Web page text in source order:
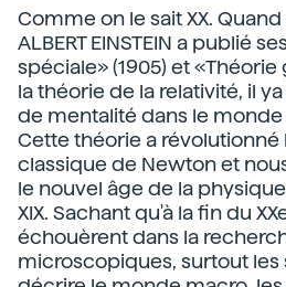
Comme on le sait XX.
ALBERT EINSTEIN a publié
spéciale» (1905) et «Théorie
la théorie de la relativité, il
de mentalité dans le
Cette théorie a
classique de Newton et
le nouvel âge de la
XIX. Sachant qu'à la fin du
échouèrent dans la
microscopiques, surtout les